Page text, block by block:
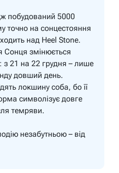
побудований 5000
точно на сонцестояння
над Heel Stone.
Сонця змінюється
з 21 на 22 грудня – лише
довший день.
локшину соба, бо її
символізує довге
темряви.
незабутньою – від